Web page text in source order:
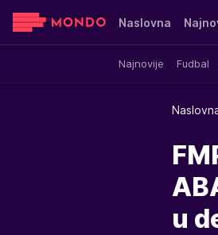
Naslovna
Najnovije Fudbal
Sensa Stvar
u